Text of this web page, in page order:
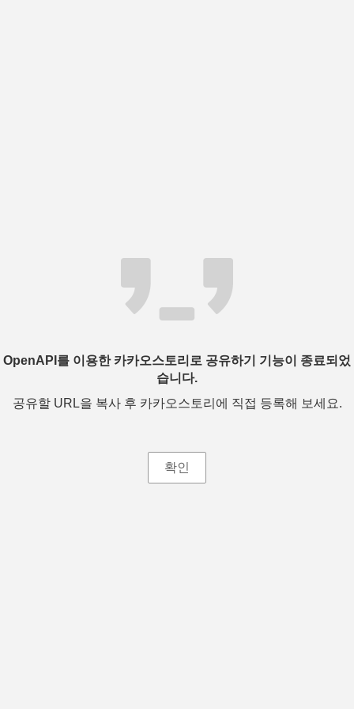
OpenAPI를 이용한 카카오스토리로 공유하기 기능이 종료되었
습니다.
공유할 URL을 복사 후 카카오스토리에 직접 등록해 보세요.
확인